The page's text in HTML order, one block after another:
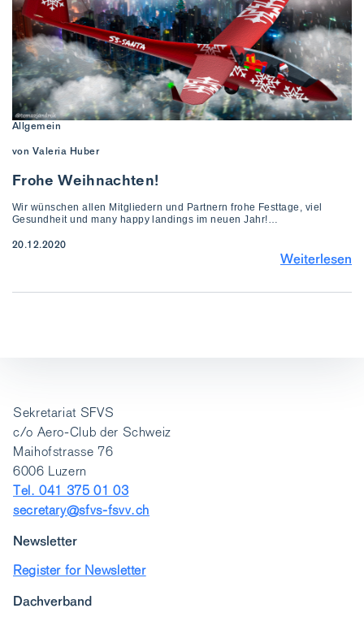
Allgemein
von Valeria Huber
Frohe Weihnachten!
Wir wünschen allen Mitgliedern und Partnern frohe Festtage, viel
Gesundheit und many happy landings im neuen Jahr!…
20.12.2020
Weiterlesen
Sekretariat SFVS
c/o Aero-Club der Schweiz
Maihofstrasse 76
6006 Luzern
Tel. 041 375 01 03
secretary@sfvs-fsvv.ch
Newsletter
Register for Newsletter
Dachverband